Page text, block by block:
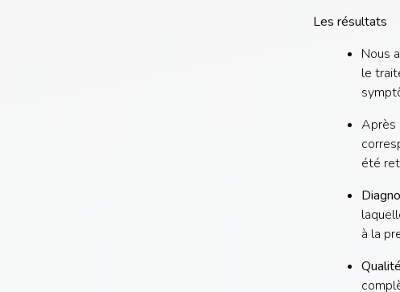
Les résultats
Nous
le
Après
été
à la